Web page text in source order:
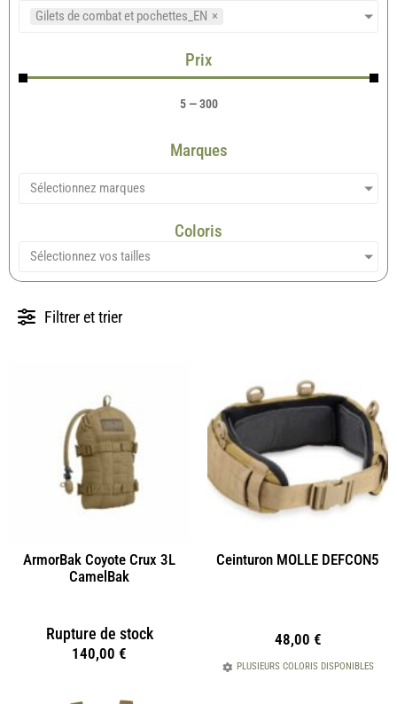
Gilets de combat et pochettes_EN ×
Prix
5—300
Marques
Sélectionnez marques
Coloris
Sélectionnez vos tailles
Filtrer et trier
ArmorBak Coyote Crux 3L
CamelBak
Rupture de stock
140,00 €
Ceinturon MOLLE DEFCON5
48,00 €
PLUSIEURS COLORIS DISPONIBLES